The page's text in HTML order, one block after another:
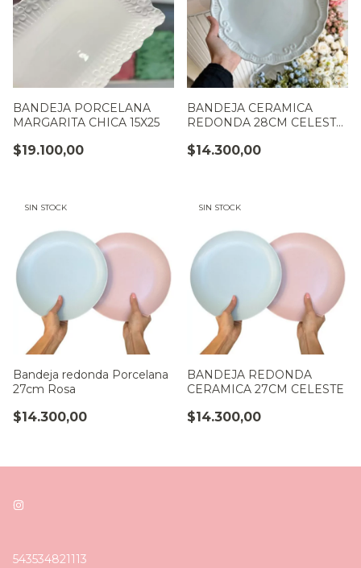
BANDEJA PORCELANA
MARGARITA CHICA 15X25
$19.100,00
BANDEJA CERAMICA
REDONDA 28CM CELESTE
$14.300,00
SIN STOCK
Bandeja redonda Porcelana
27cm Rosa
$14.300,00
SIN STOCK
BANDEJA REDONDA
CERAMICA 27CM CELESTE
$14.300,00
543534821113